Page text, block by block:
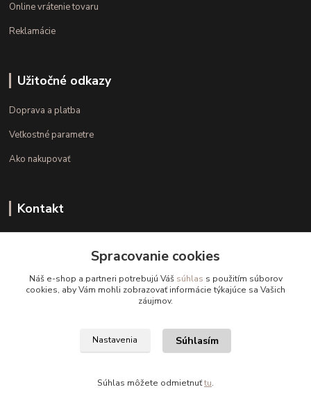
Online vrátenie tovaru
Reklamácie
Užitočné odkazy
Doprava a platba
Veľkostné parametre
Ako nakupovať
Kontakt
(Po.-Pi. 10.00 - 15.00)
info@kvalitnaBielizen.sk
Copyright © kvalitnabielizen.sk
Spracovanie cookies
Náš e-shop a partneri potrebujú Váš súhlas s použitím súborov
cookies, aby Vám mohli zobrazovať informácie týkajúce sa Vašich
záujmov.
Nastavenia Súhlasím
Súhlas môžete odmietnuťtu.